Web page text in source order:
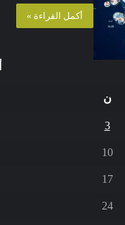
أكمل القراءة »
ن
3
10
17
24